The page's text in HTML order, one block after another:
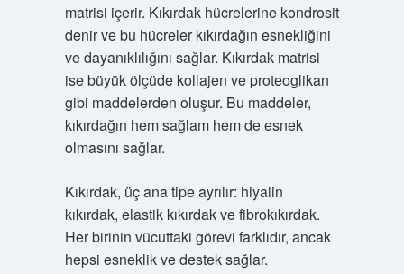
matrisi içerir. Kıkırdak hücrelerine kondrosit
denir ve bu hücreler kıkırdağın esnekliğini
ve dayanıklılığını sağlar. Kıkırdak matrisi
ise büyük ölçüde kollajen ve proteoglikan
gibi maddelerden oluşur. Bu maddeler,
kıkırdağın hem sağlam hem de esnek
olmasını sağlar.
Kıkırdak, üç ana tipe ayrılır: hiyalin
kıkırdak, elastik kıkırdak ve fibrokıkırdak.
Her birinin vücuttaki görevi farklıdır, ancak
hepsi esneklik ve destek sağlar.